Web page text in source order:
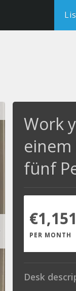
Work
fünf
€1,151
PER MONTH
Desk